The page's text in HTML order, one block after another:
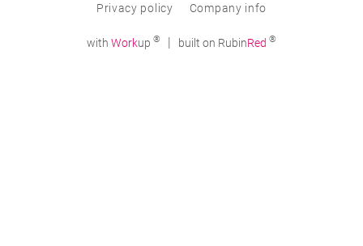
Privacy policy
Company info
with Workup ® | built on RubinRed ®